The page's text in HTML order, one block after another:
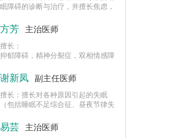
眠障碍的诊断与治疗，并擅长焦虑，
方芳 主治医师
擅长：
抑郁障碍，精神分裂症，双相情感障
治。
谢新凤 副主任医师
擅长：擅长对各种原因引起的失眠
（包括睡眠不足综合征、昼夜节律失
等）、神经症（包括抑焦虑症、强迫
症、恐惧症、躯体形式障碍等）、精
易芸 主治医师